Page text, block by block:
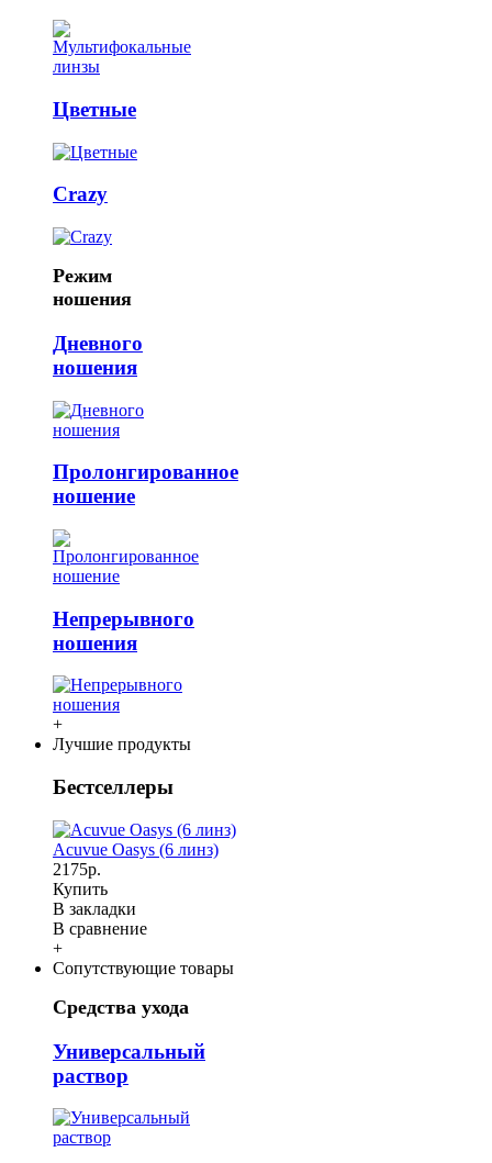
Цветные
Crazy
Режим
ношения
Дневного
ношения
Пролонгированное
ношение
Непрерывного
ношения
+
Лучшие продукты
Бестселлеры
Acuvue Oasys (6 линз)
2175р.
Купить
В закладки
В сравнение
+
Сопутствующие товары
Средства ухода
Универсальный
раствор